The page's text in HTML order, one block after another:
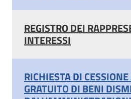
REGISTRO DEI
INTERESSI
RICHIESTA DI
GRATUITO DI BENI